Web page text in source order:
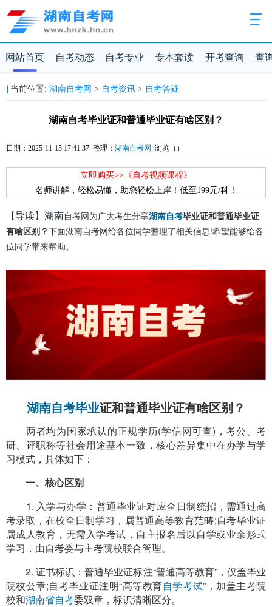
网站首页 自考动态 自考专业 专本套读 开考查询 查
当前位置: 湖南自考网 > 自考资讯> 自考答疑
湖南自考毕业证和普通毕业证有啥区别？
日期：2025-11-15 17:41:37 整理： 湖南自考网 浏览（ ）
立即购买>>《自考视频课程》
名师讲解，轻松易懂，助您轻松上岸！低至199元/科！
【导读】湖南自考网为广大考生分享湖南自考毕业证和普通毕业证
有啥区别？下面湖南自考网给各位同学整理了相关信息!希望能够给各
位同学带来帮助。
湖南自考毕业证和普通毕业证有啥区别？
两者均为国家承认的正规学历(学信网可查)，考公、考
研、评职称等社会用途基本一致，核心差异集中在办学与学
习模式，具体如下：
一、核心区别
1. 入学与办学：普通毕业证对应全日制统招，需通过高
考录取，在校全日制学习，属普通高等教育范畴;自考毕业证
属成人教育，无需入学考试，自主报名后以自学或业余形式
学习，由自考委与主考院校联合管理。
2. 证书标识：普通毕业证标注“普通高等教育”，仅盖毕业
院校公章;自考毕业证注明“高等教育自学考试”，加盖主考院
校和湖南省自考委双章，标识清晰区分。